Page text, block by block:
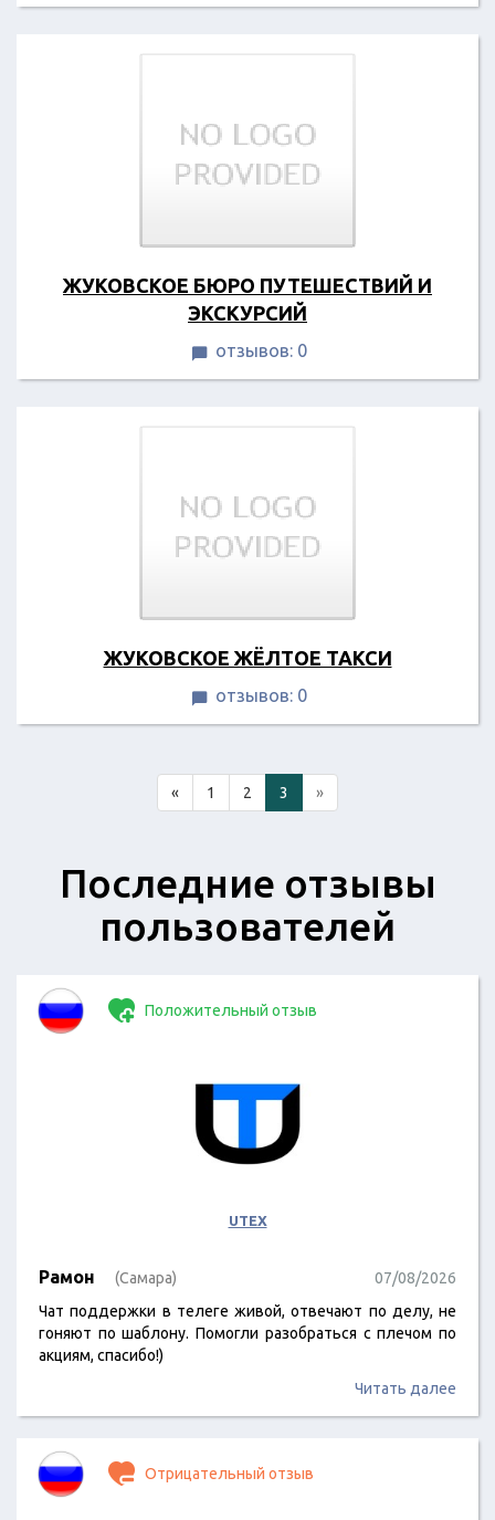
ЖУКОВСКОЕ БЮРО ПУТЕШЕСТВИЙ И
ЭКСКУРСИЙ
 отзывов: 0
ЖУКОВСКОЕ ЖЁЛТОЕ ТАКСИ
 отзывов: 0
« 1 2 3 »
Последние отзывы
пользователей
Положительный отзыв
UTEX
Рамон (Самара)
07/08/2026
Чат поддержки в телеге живой, отвечают по делу, не
гоняют по шаблону. Помогли разобраться с плечом по
акциям, спасибо!)
Читать далее
Отрицательный отзыв